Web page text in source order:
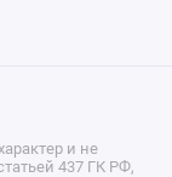
и не
437 ГК РФ,